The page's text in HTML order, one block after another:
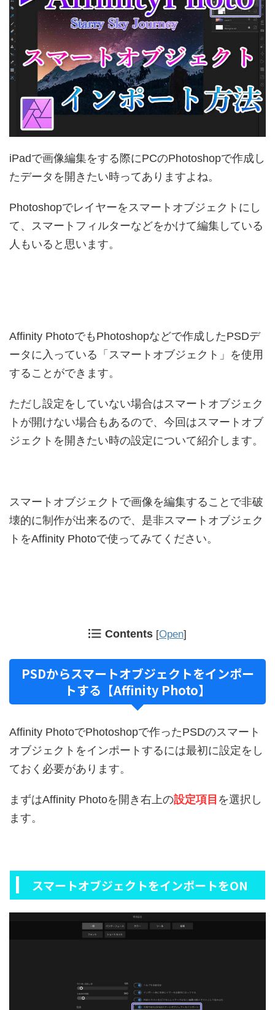
iPadで画像編集をする際にPCのPhotoshopで作成し
たデータを開きたい時ってありますよね。
Photoshopでレイヤーをスマートオブジェクトにし
て、スマートフィルターなどをかけて編集している
人もいると思います。
Affinity PhotoでもPhotoshopなどで作成したPSDデ
ータに入っている「スマートオブジェクト」を使用
することができます。
ただし設定をしていない場合はスマートオブジェク
トが開けない場合もあるので、今回はスマートオブ
ジェクトを開きたい時の設定について紹介します。
スマートオブジェクトで画像を編集することで非破
壊的に制作が出来るので、是非スマートオブジェク
トをAffinity Photoで使ってみてください。
Contents [Open]
PSDからスマートオブジェクトをインポー
トする【Affinity Photo】
Affinity PhotoでPhotoshopで作ったPSDのスマート
オブジェクトをインポートするには最初に設定をし
ておく必要があります。
まずはAffinity Photoを開き右上の設定項目 を選択し
ます。
スマートオブジェクトをインポートをON